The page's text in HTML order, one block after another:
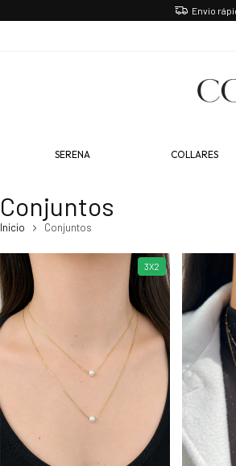
Envio
SERENA COLLARES
Conjuntos
Inicio Conjuntos
3X2